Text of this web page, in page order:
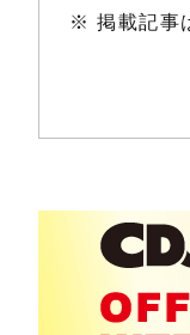
※ 掲載記事